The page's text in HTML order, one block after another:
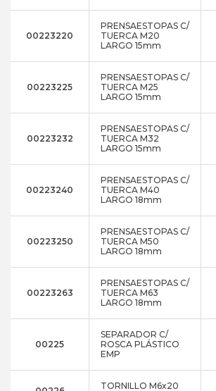
00223220
PRENSAESTOPAS C/
TUERCA M20
LARGO 15mm
00223225
PRENSAESTOPAS C/
TUERCA M25
LARGO 15mm
00223232
PRENSAESTOPAS C/
TUERCA M32
LARGO 15mm
00223240
PRENSAESTOPAS C/
TUERCA M40
LARGO 18mm
00223250
PRENSAESTOPAS C/
TUERCA M50
LARGO 18mm
00223263
PRENSAESTOPAS C/
TUERCA M63
LARGO 18mm
00225
SEPARADOR C/
ROSCA PLÁSTICO
EMP
TORNILLO M6x20